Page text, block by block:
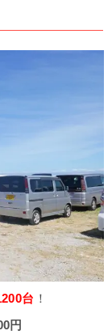
台 ！
円